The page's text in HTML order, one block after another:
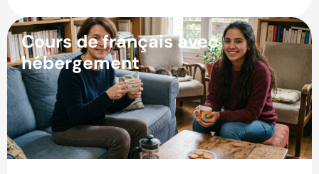
Cours de français avec
hébergement